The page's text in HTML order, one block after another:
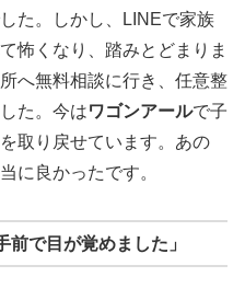
た。しかし、LINEで家族
怖くなり、踏みとどまりま
へ無料相談に行き、任意整
た。今はワゴンアールで子
取り戻せています。あの
に良かったです。
で目が覚めました」